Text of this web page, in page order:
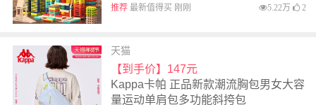
推荐最新值得买 刚刚 5.22万 2
天猫
【到手价】147元
Kappa卡帕 正品新款潮流胸包男女大容
量运动单肩包多功能斜挎包